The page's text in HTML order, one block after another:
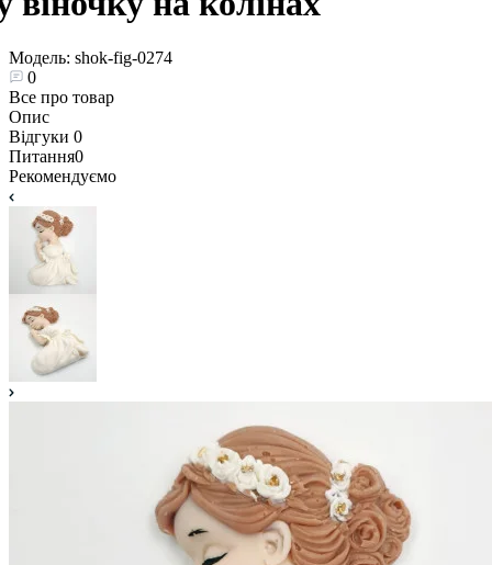
Модель: shok-fig-0274
0
Все про товар
Опис
Відгуки 0
Питання0
Рекомендуємо